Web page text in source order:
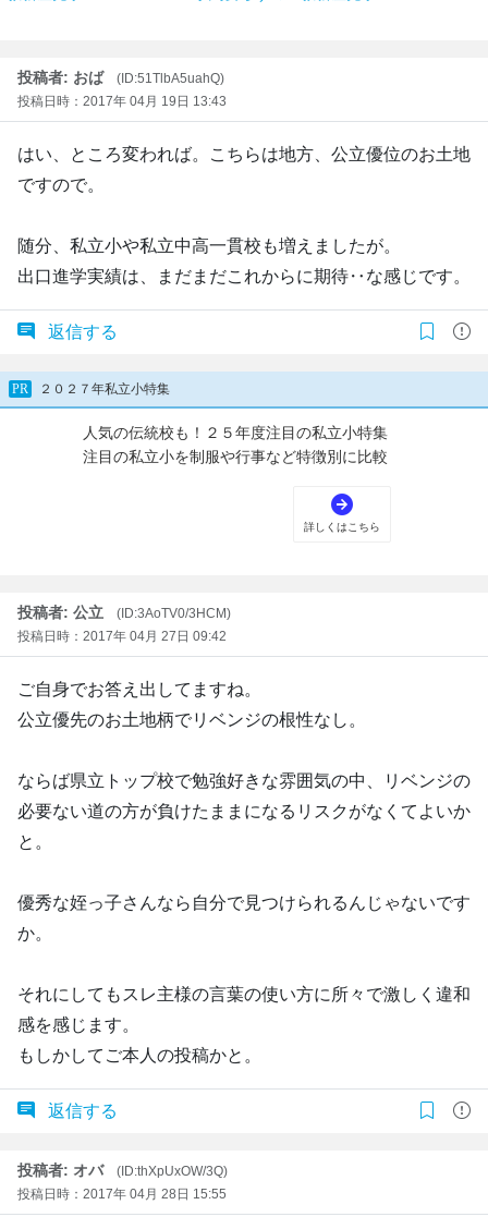
投稿者: おば
(ID:51TlbA5uahQ)
投稿日時：2017年 04月 19日 13:43
はい、ところ変われば。こちらは地方、公立優位のお土地
ですので。
随分、私立小や私立中高一貫校も増えましたが。
出口進学実績は、まだまだこれからに期待‥な感じです。
返信する
投稿者: 公立
(ID:3AoTV0/3HCM)
投稿日時：2017年 04月 27日 09:42
ご自身でお答え出してますね。
公立優先のお土地柄でリベンジの根性なし。
ならば県立トップ校で勉強好きな雰囲気の中、リベンジの
必要ない道の方が負けたままになるリスクがなくてよいか
と。
優秀な姪っ子さんなら自分で見つけられるんじゃないです
か。
それにしてもスレ主様の言葉の使い方に所々で激しく違和
感を感じます。
もしかしてご本人の投稿かと。
返信する
投稿者: オバ
(ID:thXpUxOW/3Q)
投稿日時：2017年 04月 28日 15:55